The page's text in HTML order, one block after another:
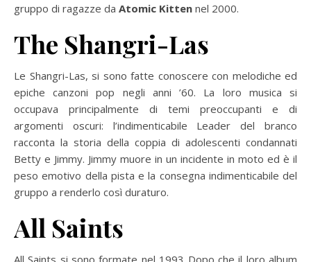
gruppo di ragazze da Atomic Kitten nel 2000.
The Shangri-Las
Le Shangri-Las, si sono fatte conoscere con melodiche ed
epiche canzoni pop negli anni ’60. La loro musica si
occupava principalmente di temi preoccupanti e di
argomenti oscuri: l’indimenticabile Leader del branco
racconta la storia della coppia di adolescenti condannati
Betty e Jimmy. Jimmy muore in un incidente in moto ed è il
peso emotivo della pista e la consegna indimenticabile del
gruppo a renderlo così duraturo.
All Saints
All Saints si sono formate nel 1993 Dopo che il loro album